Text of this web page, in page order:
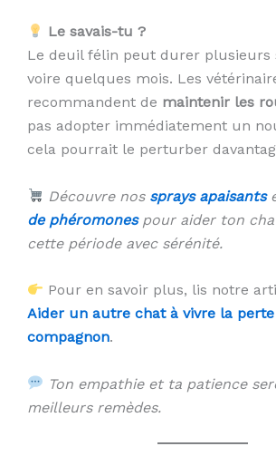
Le savais-tu ?
Le deuil félin peut durer plusieurs
voire quelques mois. Les
recommandent de maintenir les
pas adopter immédiatement un
cela pourrait le perturber
Découvre nos sprays apaisants
de phéromonespour aider ton
cette période avec sérénité.
Pour en savoir plus, lis notre
Aider un autre chat à vivre la perte
compagnon.
Ton empathie et ta patience
meilleurs remèdes.